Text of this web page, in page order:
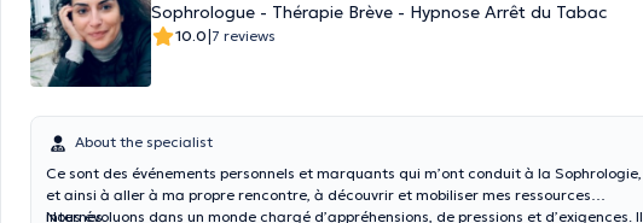
Sophrologue - Thérapie Brève - Hypnose Arrêt du Tabac
10.0|7 reviews
About the specialist
Ce sont des événements personnels et marquants qui m’ont conduit à la Sophrologie,
et ainsi à aller à ma propre rencontre, à découvrir et mobiliser mes ressources
internes.
Nous évoluons dans un monde chargé d’appréhensions, de pressions et d’exigences. Il